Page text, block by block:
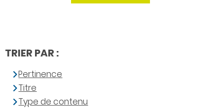
TRIER PAR :
Pertinence
Titre
Type de contenu